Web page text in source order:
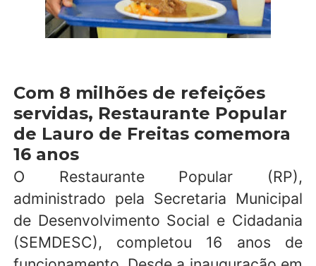
Com 8 milhões de refeições
servidas, Restaurante Popular
de Lauro de Freitas comemora
16 anos
O Restaurante Popular (RP),
administrado pela Secretaria Municipal
de Desenvolvimento Social e Cidadania
(SEMDESC), completou 16 anos de